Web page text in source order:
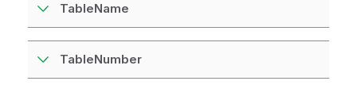
TableName
TableNumber